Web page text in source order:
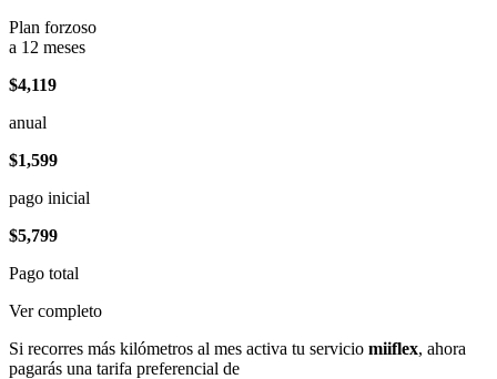
Plan forzoso
a 12 meses
$4,119
anual
$1,599
pago inicial
$5,799
Pago total
Ver completo
Si recorres más kilómetros al mes activa tu servicio miiflex, ahora
pagarás una tarifa preferencial de